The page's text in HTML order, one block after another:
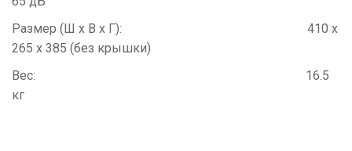
Размер (Ш х В х Г): 410 х
265 х 385 (без крышки)
Вес: 16.5
кг